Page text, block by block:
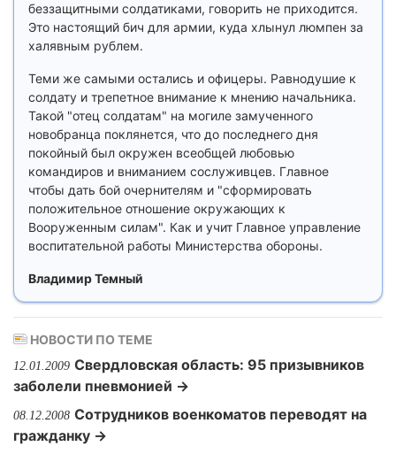
беззащитными солдатиками, говорить не приходится.
Это настоящий бич для армии, куда хлынул люмпен за
халявным рублем.
Теми же самыми остались и офицеры. Равнодушие к
солдату и трепетное внимание к мнению начальника.
Такой "отец солдатам" на могиле замученного
новобранца поклянется, что до последнего дня
покойный был окружен всеобщей любовью
командиров и вниманием сослуживцев. Главное
чтобы дать бой очернителям и "сформировать
положительное отношение окружающих к
Вооруженным силам". Как и учит Главное управление
воспитательной работы Министерства обороны.
Владимир Темный
НОВОСТИ ПО ТЕМЕ
12.01.2009 Свердловская область: 95 призывников
заболели пневмонией →
08.12.2008 Сотрудников военкоматов переводят на
гражданку →